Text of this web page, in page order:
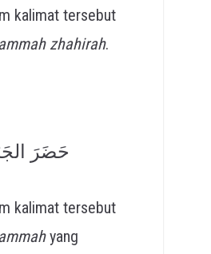
kalimat tersebut
zhahirah.
حَضَرَ
kalimat tersebut
yang